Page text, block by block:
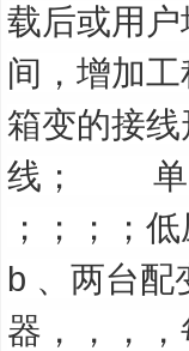
载后或用
间，增加工
箱变的接线
线；
；；；；
b 、两台
器，，，